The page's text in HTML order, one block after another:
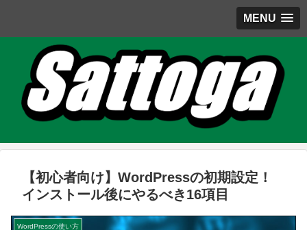
MENU
【初心者向け】WordPressの初期設定！
インストール後にやるべき16項目
WordPressの使い方